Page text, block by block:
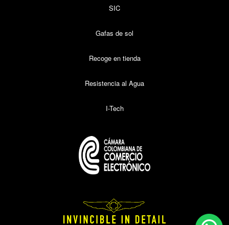
SIC
Gafas de sol
Recoge en tienda
Resistencia al Agua
I-Tech